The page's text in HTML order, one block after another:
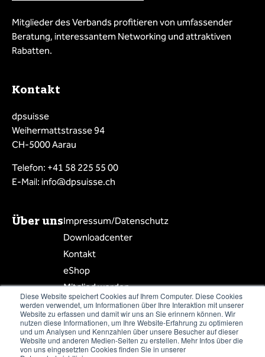
Diese Website speichert Cookies auf Ihrem Computer. Diese Cookies
werden verwendet, um Informationen über Ihre Interaktion mit unserer
Website zu erfassen und damit wir uns an Sie erinnern können. Wir
nutzen diese Informationen, um Ihre Website-Erfahrung zu optimieren
und um Analysen und Kennzahlen über unsere Besucher auf dieser
Website und anderen Medien-Seiten zu erstellen. Mehr Infos über die
von uns eingesetzten Cookies finden Sie in unserer
Mitglieder des Verbands profitieren von umfassender
Beratung, interessantem Networking und attraktiven
Rabatten.
Kontakt
dpsuisse
Weihermattstrasse 94
CH-5000 Aarau
Telefon: +41 58 225 55 00
E-Mail: info@dpsuisse.ch
Über unsImpressum/Datenschutz
Downloadcenter
Kontakt
eShop
Mitglied werden
Mitgliederbereich
Mitgliederliste